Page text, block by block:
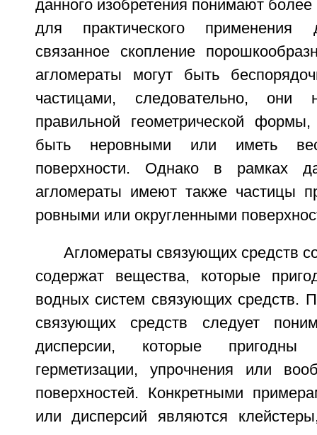
данного изобретения понимают
для практического применения
связанное скопление
агломераты могут быть
частицами, следовательно,
правильной геометрической
быть неровными или иметь
поверхности. Однако в рамках
агломераты имеют также частицы
ровными или округленными
Агломераты связующих средств
содержат вещества, которые
водных систем связующих средств.
связующих средств следует
дисперсии, которые пригодны
герметизации, упрочнения или
поверхностей. Конкретными
или дисперсий являются